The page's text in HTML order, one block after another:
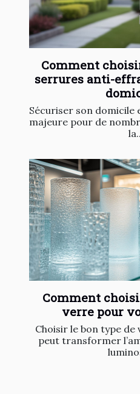
Comment
serrures anti-
Sécuriser son domicile
majeure pour de
Comment
verre pour
Choisir le bon type
peut transformer